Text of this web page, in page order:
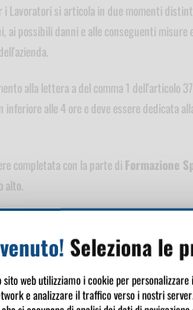
Lavoratori si articola in due momenti
ai possibili danni e alle conseguenti
alla lettera a del comma 1 dell'articolo
alle 4 ore e deve essere dedicata
completata con la parte di Formazione
alto.
del settore o comparto di appartenenza
Specifica in riferimento ai rischi
caratteristici delleattività di estetica e
Seleziona le
sito web utilizziamo i cookie per
e analizzare il traffico verso i nostri